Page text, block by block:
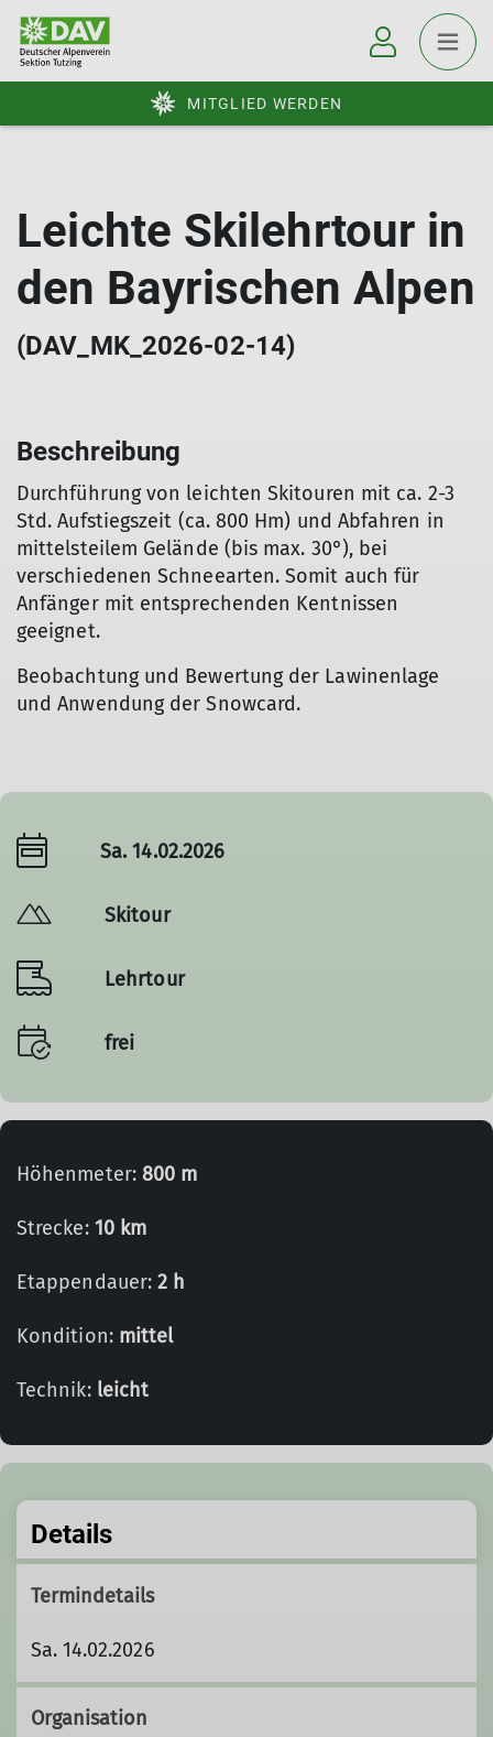
MITGLIED WERDEN
Leichte Skilehrtour in
den Bayrischen Alpen
(DAV_MK_2026-02-14)
Beschreibung
Durchführung von leichten Skitouren mit ca. 2-3
Std. Aufstiegszeit (ca. 800 Hm) und Abfahren in
mittelsteilem Gelände (bis max. 30°), bei
verschiedenen Schneearten. Somit auch für
Anfänger mit entsprechenden Kentnissen
geeignet.
Beobachtung und Bewertung der Lawinenlage
und Anwendung der Snowcard.
Sa. 14.02.2026
Skitour
Lehrtour
frei
Höhenmeter: 800 m
Strecke: 10 km
Etappendauer:2 h
Kondition: mittel
Technik: leicht
Details
Termindetails
Sa. 14.02.2026
Organisation